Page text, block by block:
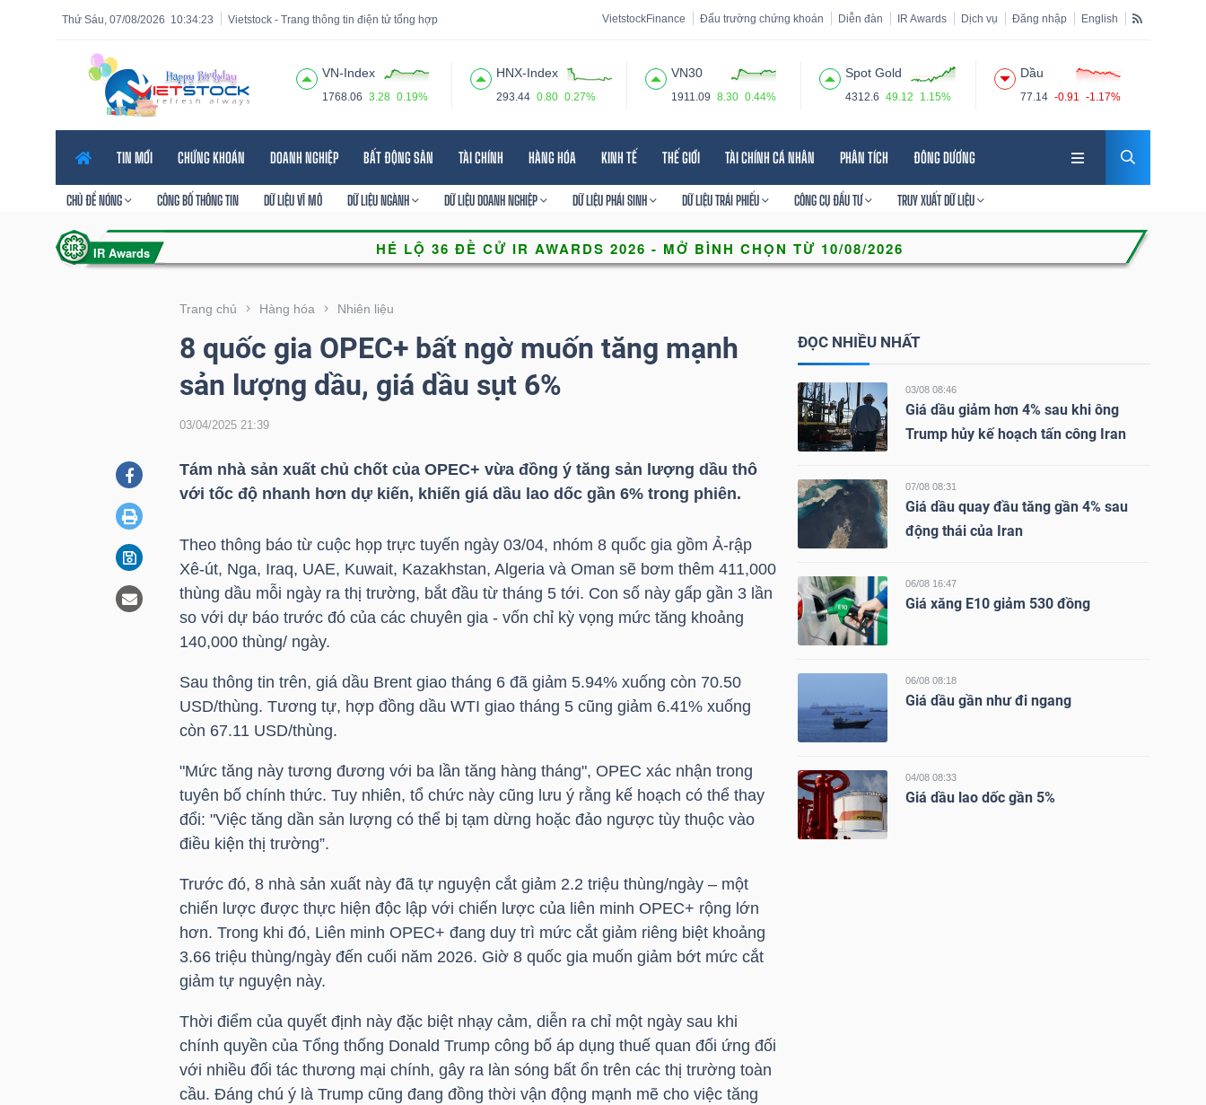
10:34:25
Thứ Sáu, 07/08/2026 Vietstock - Trang thông tin điện tử tổng hợp VietstockFinance Đấu trường chứng khoán Diễn đàn IR Awards Dịch vụ Đăng nhập English
VN-Index
1768.06 3.28 0.19%
HNX-Index
293.44 0.80 0.27%
VN30
1911.09 8.30 0.44%
Spot Gold
4312.6 49.12 1.15%
Dầu
77.14 -0.91 -1.17%
TIN MỚI CHỨNG KHOÁN DOANH NGHIỆP BẤT ĐỘNG SẢN TÀI CHÍNH HÀNG HÓA KINH TẾ THẾ GIỚI TÀI CHÍNH CÁ NHÂN PHÂN TÍCH ĐÔNG DƯƠNG
CHỦ ĐỀ NÓNG CÔNG BỐ THÔNG TIN DỮ LIỆU VĨ MÔ DỮ LIỆU NGÀNH DỮ LIỆU DOANH NGHIỆP DỮ LIỆU PHÁI SINH DỮ LIỆU TRÁI PHIẾU CÔNG CỤ ĐẦU TƯ TRUY XUẤT DỮ LIỆU
Trang chủ Hàng hóa Nhiên liệu
8 quốc gia OPEC+ bất ngờ muốn tăng mạnh
sản lượng dầu, giá dầu sụt 6%
03/04/2025 21:39
Tám nhà sản xuất chủ chốt của OPEC+ vừa đồng ý tăng sản lượng dầu thô
với tốc độ nhanh hơn dự kiến, khiến giá dầu lao dốc gần 6% trong phiên.
Theo thông báo từ cuộc họp trực tuyến ngày 03/04, nhóm 8 quốc gia gồm Ả-rập
Xê-út, Nga, Iraq, UAE, Kuwait, Kazakhstan, Algeria và Oman sẽ bơm thêm 411,000
thùng dầu mỗi ngày ra thị trường, bắt đầu từ tháng 5 tới. Con số này gấp gần 3 lần
so với dự báo trước đó của các chuyên gia - vốn chỉ kỳ vọng mức tăng khoảng
140,000 thùng/ ngày.
Sau thông tin trên, giá dầu Brent giao tháng 6 đã giảm 5.94% xuống còn 70.50
USD/thùng. Tương tự, hợp đồng dầu WTI giao tháng 5 cũng giảm 6.41% xuống
còn 67.11 USD/thùng.
"Mức tăng này tương đương với ba lần tăng hàng tháng", OPEC xác nhận trong
tuyên bố chính thức. Tuy nhiên, tổ chức này cũng lưu ý rằng kế hoạch có thể thay
đổi: "Việc tăng dần sản lượng có thể bị tạm dừng hoặc đảo ngược tùy thuộc vào
điều kiện thị trường”.
Trước đó, 8 nhà sản xuất này đã tự nguyện cắt giảm 2.2 triệu thùng/ngày – một
chiến lược được thực hiện độc lập với chiến lược của liên minh OPEC+ rộng lớn
hơn. Trong khi đó, Liên minh OPEC+ đang duy trì mức cắt giảm riêng biệt khoảng
3.66 triệu thùng/ngày đến cuối năm 2026. Giờ 8 quốc gia muốn giảm bớt mức cắt
giảm tự nguyện này.
Thời điểm của quyết định này đặc biệt nhạy cảm, diễn ra chỉ một ngày sau khi
chính quyền của Tổng thống Donald Trump công bố áp dụng thuế quan đối ứng đối
với nhiều đối tác thương mại chính, gây ra làn sóng bất ổn trên các thị trường toàn
cầu. Đáng chú ý là Trump cũng đang đồng thời vận động mạnh mẽ cho việc tăng
ĐỌC NHIỀU NHẤT
03/08 08:46
Giá dầu giảm hơn 4% sau khi ông
Trump hủy kế hoạch tấn công Iran
07/08 08:31
Giá dầu quay đầu tăng gần 4% sau
động thái của Iran
06/08 16:47
Giá xăng E10 giảm 530 đồng
06/08 08:18
Giá dầu gần như đi ngang
04/08 08:33
Giá dầu lao dốc gần 5%
Tính năng
năng
VIETSTOCK